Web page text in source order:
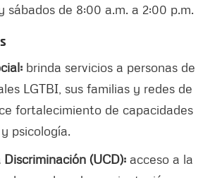
sábados de 8:00 a.m. a 2:00 p.m.
brinda servicios a personas de
LGTBI, sus familias y redes de
fortalecimiento de capacidades
psicología.
(UCD): acceso a la